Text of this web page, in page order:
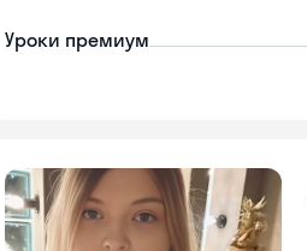
Уроки премиум